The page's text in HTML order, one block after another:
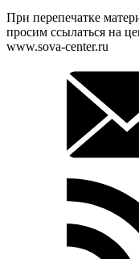
При перепечатке
просим ссылаться на
www.sova-center.ru